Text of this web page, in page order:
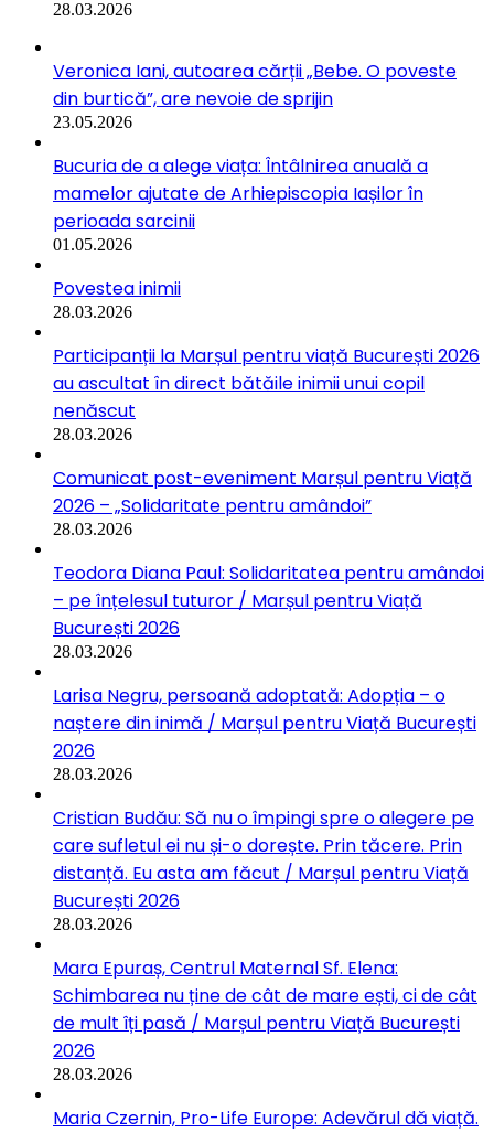
28.03.2026
Veronica Iani, autoarea cărții „Bebe. O poveste
din burtică”, are nevoie de sprijin
23.05.2026
Bucuria de a alege viața: Întâlnirea anuală a
mamelor ajutate de Arhiepiscopia Iașilor în
perioada sarcinii
01.05.2026
Povestea inimii
28.03.2026
Participanții la Marșul pentru viață București 2026
au ascultat în direct bătăile inimii unui copil
nenăscut
28.03.2026
Comunicat post-eveniment Marșul pentru Viață
2026 – „Solidaritate pentru amândoi”
28.03.2026
Teodora Diana Paul: Solidaritatea pentru amândoi
– pe înțelesul tuturor / Marșul pentru Viață
București 2026
28.03.2026
Larisa Negru, persoană adoptată: Adopția – o
naștere din inimă / Marșul pentru Viață București
2026
28.03.2026
Cristian Budău: Să nu o împingi spre o alegere pe
care sufletul ei nu și-o dorește. Prin tăcere. Prin
distanță. Eu asta am făcut / Marșul pentru Viață
București 2026
28.03.2026
Mara Epuraș, Centrul Maternal Sf. Elena:
Schimbarea nu ține de cât de mare ești, ci de cât
de mult îți pasă / Marșul pentru Viață București
2026
28.03.2026
Maria Czernin, Pro-Life Europe: Adevărul dă viață.